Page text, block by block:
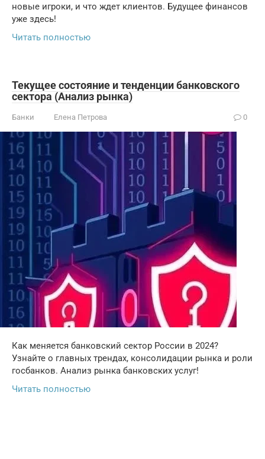
новые игроки, и что ждет клиентов. Будущее финансов
уже здесь!
Читать полностью
Текущее состояние и тенденции банковского
сектора (Анализ рынка)
Банки Елена Петрова 0
Как меняется банковский сектор России в 2024?
Узнайте о главных трендах, консолидации рынка и роли
госбанков. Анализ рынка банковских услуг!
Читать полностью